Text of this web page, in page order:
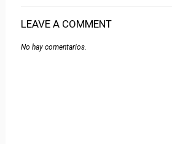
LEAVE A COMMENT
No hay comentarios.